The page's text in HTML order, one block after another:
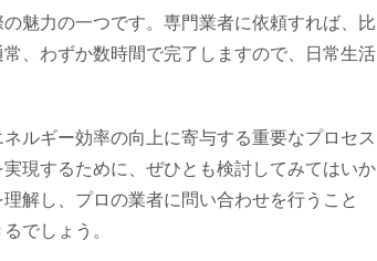
魅力の一つです。専門業者に依頼すれば、比
、わずか数時間で完了しますので、日常生活
ルギー効率の向上に寄与する重要なプロセス
現するために、ぜひとも検討してみてはいか
解し、プロの業者に問い合わせを行うこと
でしょう。